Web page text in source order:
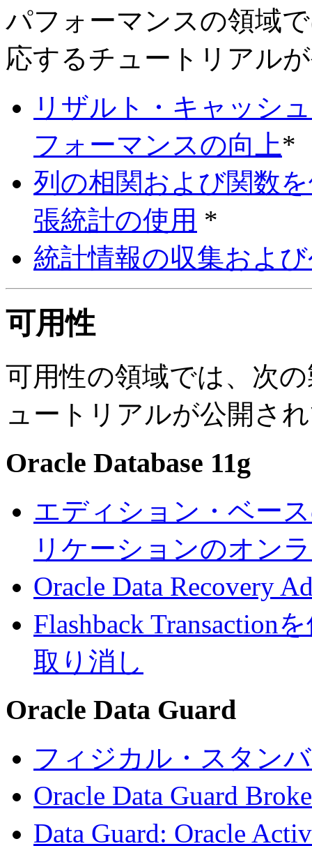
パフォーマンスの領域
応するチュートリアル
リザルト・キャッシ
フォーマンスの向上*
列の相関および関数
張統計の使用 *
統計情報の収集およ
可用性
可用性の領域では、次
ュートリアルが公開さ
Oracle Database 11g
エディション・ベー
リケーションのオン
Oracle Data Recovery
Flashback Transaction
取り消し
Oracle Data Guard
フィジカル・スタン
Oracle Data Guard
Data Guard: Oracle